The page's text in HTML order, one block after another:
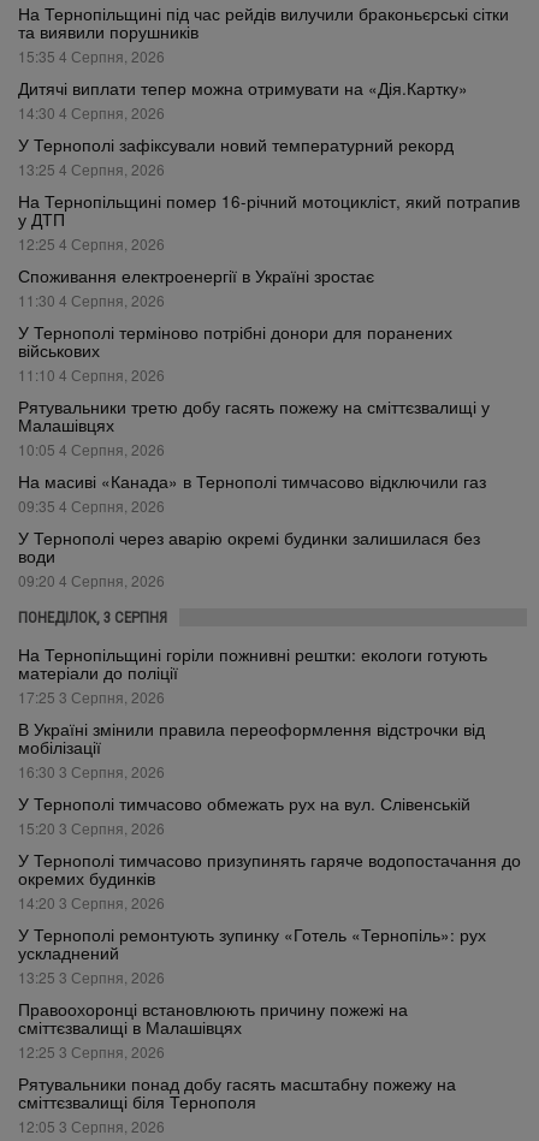
На Тернопільщині під час рейдів вилучили браконьєрські сітки
та виявили порушників
15:35 4 Серпня, 2026
Дитячі виплати тепер можна отримувати на «Дія.Картку»
14:30 4 Серпня, 2026
У Тернополі зафіксували новий температурний рекорд
13:25 4 Серпня, 2026
На Тернопільщині помер 16-річний мотоцикліст, який потрапив
у ДТП
12:25 4 Серпня, 2026
Споживання електроенергії в Україні зростає
11:30 4 Серпня, 2026
У Тернополі терміново потрібні донори для поранених
військових
11:10 4 Серпня, 2026
Рятувальники третю добу гасять пожежу на сміттєзвалищі у
Малашівцях
10:05 4 Серпня, 2026
На масиві «Канада» в Тернополі тимчасово відключили газ
09:35 4 Серпня, 2026
У Тернополі через аварію окремі будинки залишилася без
води
09:20 4 Серпня, 2026
ПОНЕДІЛОК, 3 СЕРПНЯ
На Тернопільщині горіли пожнивні рештки: екологи готують
матеріали до поліції
17:25 3 Серпня, 2026
В Україні змінили правила переоформлення відстрочки від
мобілізації
16:30 3 Серпня, 2026
У Тернополі тимчасово обмежать рух на вул. Слівенській
15:20 3 Серпня, 2026
У Тернополі тимчасово призупинять гаряче водопостачання до
окремих будинків
14:20 3 Серпня, 2026
У Тернополі ремонтують зупинку «Готель «Тернопіль»: рух
ускладнений
13:25 3 Серпня, 2026
Правоохоронці встановлюють причину пожежі на
сміттєзвалищі в Малашівцях
12:25 3 Серпня, 2026
Рятувальники понад добу гасять масштабну пожежу на
сміттєзвалищі біля Тернополя
12:05 3 Серпня, 2026